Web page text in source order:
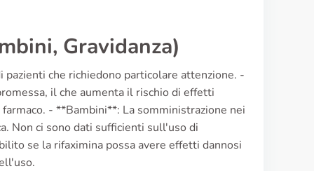
Gravidanza)
che richiedono particolare attenzione. -
il che aumenta il rischio di effetti
- **Bambini**: La somministrazione nei
Non ci sono dati sufficienti sull'uso di
se la rifaximina possa avere effetti dannosi